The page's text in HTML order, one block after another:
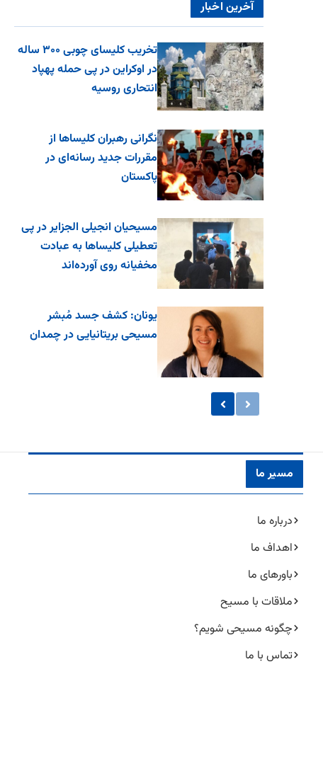
آخرین اخبار
تخریب کلیسای چوبی ۳۰۰ ساله
در اوکراین در پی حمله پهپاد
انتحاری روسیه
نگرانی رهبران کلیساها از
مقررات جدید رسانه‌ای در
پاکستان
مسیحیان انجیلی الجزایر در پی
تعطیلی کلیساها به عبادت
مخفیانه روی آورده‌اند
یونان: کشف جسد مُبشر
مسیحی بریتانیایی در چمدان
مسیر ما
درباره ما
اهداف ما
باورهای ما
ملاقات با مسیح
چگونه مسیحی شویم؟
تماس با ما